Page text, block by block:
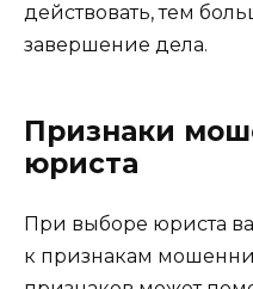
действовать, тем
завершение дела.
Признаки
юриста
При выборе юриста
к признакам